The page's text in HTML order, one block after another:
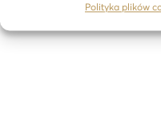
Polityka plików